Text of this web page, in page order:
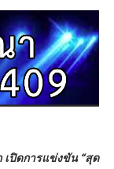
ปิดการแข่งขัน “สุด